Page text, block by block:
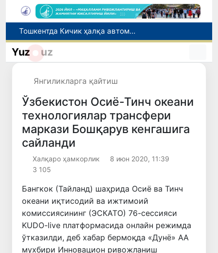
Чорвачилик соҳасида субсидиялар ажратилади
Табиатнинг кутилмаган ҳодисаси: Янги Зеландияга қалин қор ёғди
Yuz uz
Янгиликларга қайтиш
Ўзбекистон Осиё-Тинч океани
технологиялар трансфери
маркази Бошқарув кенгашига
сайланди
Халқаро ҳамкорлик
8 июн 2020, 11:39
3 105
Бангкок (Тайланд) шаҳрида Осиё ва Тинч
океани иқтисодий ва ижтимоий
комиссиясининг (ЭСКАТО) 76-сессияси
KUDO-live платформасида онлайн режимда
ўтказилди, деб хабар бермоқда «Дунё» АА
мухбири Инновацион ривожланиш